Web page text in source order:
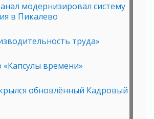
модернизировал систему
в Пикалево
труда»
времени»
обновлённый Кадровый